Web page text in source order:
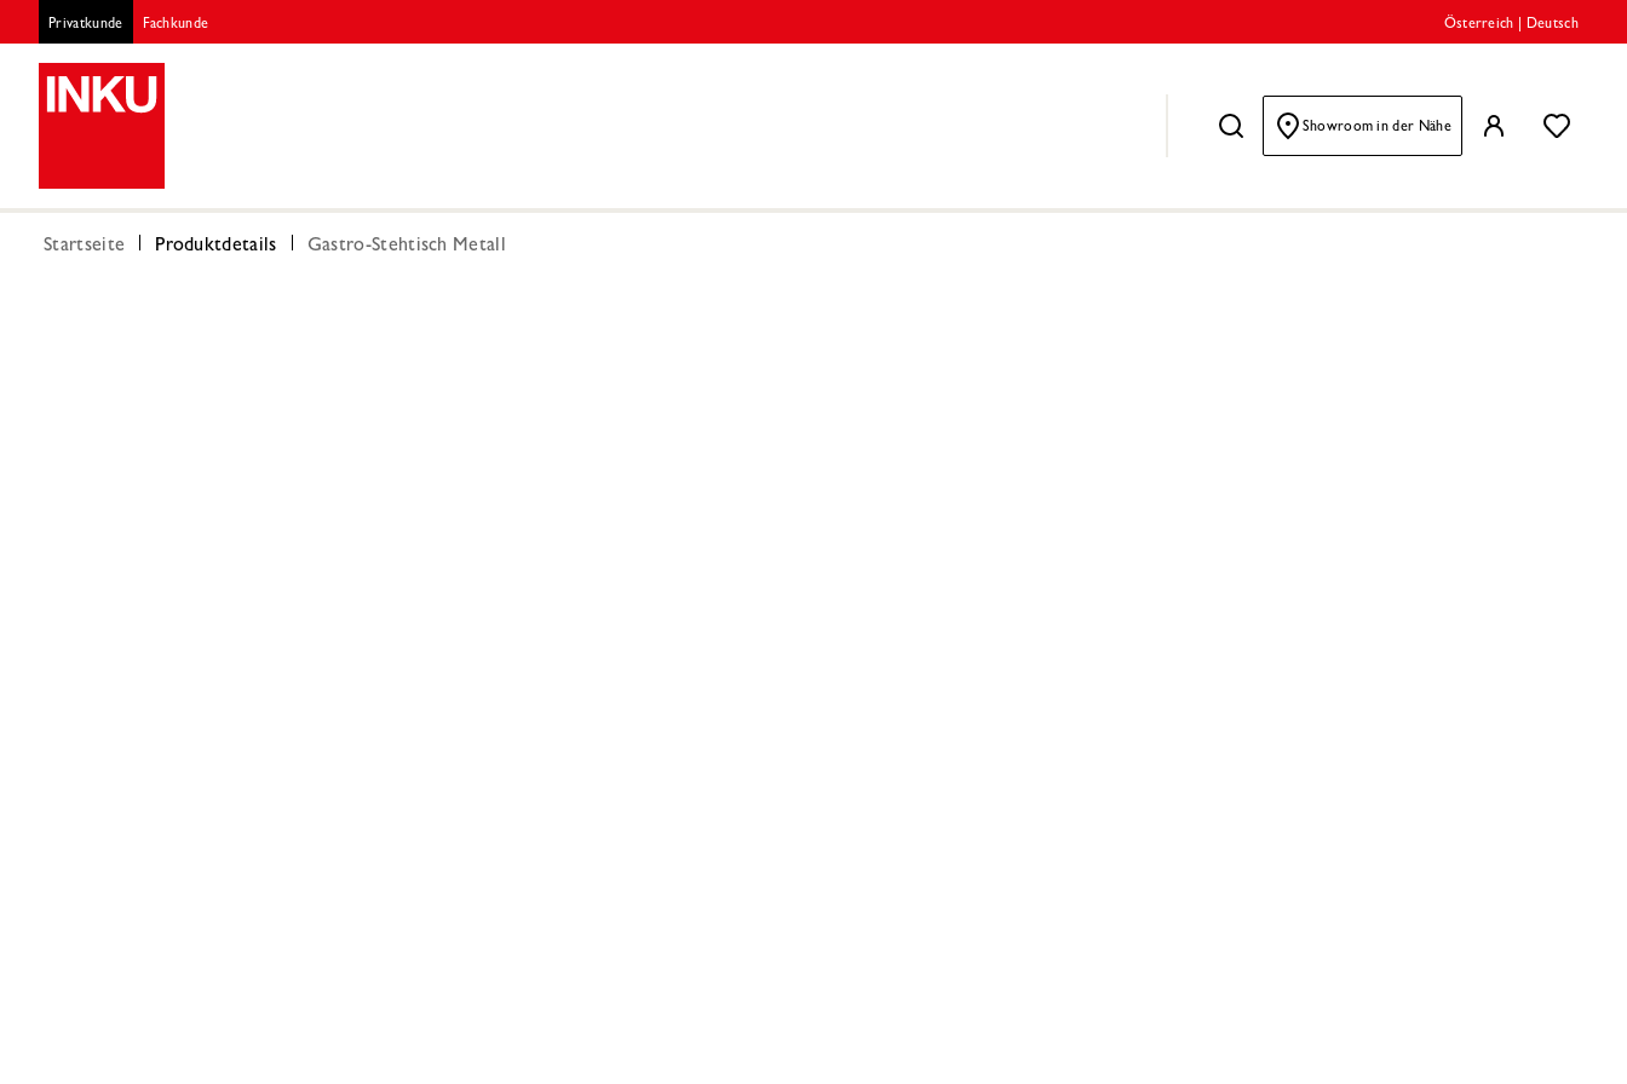
Privatkunde Fachkunde Österreich Deutsch
Showroom in der Nähe
Startseite Produktdetails Gastro-Stehtisch Metall